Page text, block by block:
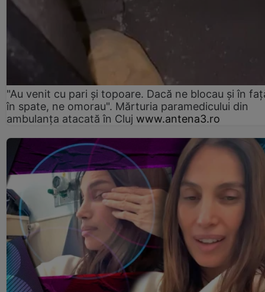
"Au venit cu pari și topoare. Dacă ne blocau şi în
în spate, ne omorau". Mărturia paramedicului din
ambulanţa atacată în Cluj www.antena3.ro